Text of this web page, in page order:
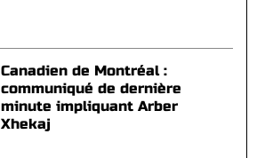
Canadien de Montréal :
communiqué de dernière
minute impliquant Arber
Xhekaj